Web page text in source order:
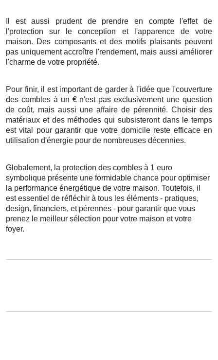
Il est aussi prudentde prendre en comptel'effetde
l'protection sur leconception et l'apparencede votre
maison. Des composantset des motifs plaisantspeuvent
pas uniquement accroître l'rendement, mais aussi améliorer
l'charme de votre propriété.
Pour finir, il est importantde garderà l'idéeque l'couverture
des comblesà un €n'est pas exclusivementunequestion
de coût, mais aussi une affaire de pérennité. Choisir des
matériaux et des méthodes qui subsisterontdans le temps
estvital pourgarantir que votre domicilereste efficaceen
utilisation d'énergie pour de nombreuses décennies.
Globalement, la protection des combles à 1 euro
symbolique présente une formidable chance pour optimiser
la performance énergétique de votre maison. Toutefois, il
estessentiel de réfléchir à tous les éléments - pratiques,
design, financiers, et pérennes - pour garantir que vous
prenez le meilleur sélection pour votre maison et votre
foyer.